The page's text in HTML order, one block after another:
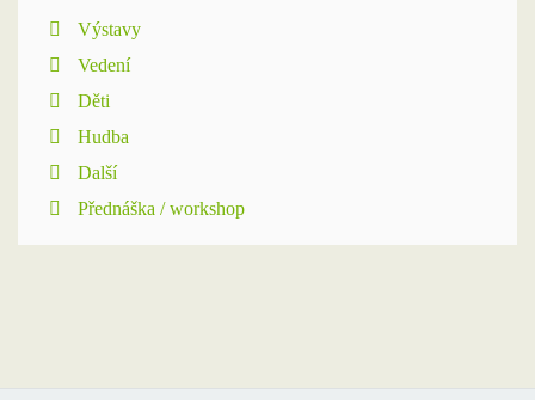
Výstavy
Vedení
Děti
Hudba
Další
Přednáška / workshop